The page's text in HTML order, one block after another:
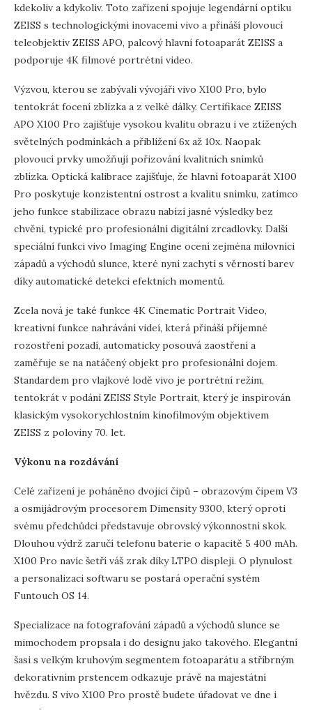
kdekoliv a kdykoliv. Toto zařízení spojuje legendární optiku
ZEISS s technologickými inovacemi vivo a přináší plovoucí
teleobjektiv ZEISS APO, palcový hlavní fotoaparát ZEISS a
podporuje 4K filmové portrétní video.
Výzvou, kterou se zabývali vývojáři vivo X100 Pro, bylo
tentokrát focení zblízka a z velké dálky. Certifikace ZEISS
APO X100 Pro zajišťuje vysokou kvalitu obrazu i ve ztížených
světelných podmínkách a přiblížení 6x až 10x. Naopak
plovoucí prvky umožňují pořizování kvalitních snímků
zblízka. Optická kalibrace zajišťuje, že hlavní fotoaparát X100
Pro poskytuje konzistentní ostrost a kvalitu snímku, zatímco
jeho funkce stabilizace obrazu nabízí jasné výsledky bez
chvění, typické pro profesionální digitální zrcadlovky. Další
speciální funkci vivo Imaging Engine ocení zejména milovníci
západů a východů slunce, které nyní zachytí s věrností barev
díky automatické detekci efektních momentů.
Zcela nová je také funkce 4K Cinematic Portrait Video,
kreativní funkce nahrávání videí, která přináší příjemné
rozostření pozadí, automaticky posouvá zaostření a
zaměřuje se na natáčený objekt pro profesionální dojem.
Standardem pro vlajkové lodě vivo je portrétní režim,
tentokrát v podání ZEISS Style Portrait, který je inspirován
klasickým vysokorychlostním kinofilmovým objektivem
ZEISS z poloviny 70. let.
Výkonu na rozdávání
Celé zařízení je poháněno dvojicí čipů – obrazovým čipem V3
a osmijádrovým procesorem Dimensity 9300, který oproti
svému předchůdci představuje obrovský výkonnostní skok.
Dlouhou výdrž zaručí telefonu baterie o kapacitě 5 400 mAh.
X100 Pro navíc šetří váš zrak díky LTPO displeji. O plynulost
a personalizaci softwaru se postará operační systém
Funtouch OS 14.
Specializace na fotografování západů a východů slunce se
mimochodem propsala i do designu jako takového. Elegantní
šasi s velkým kruhovým segmentem fotoaparátu a stříbrným
dekorativním prstencem odkazuje právě na majestátní
hvězdu. S vivo X100 Pro prostě budete úřadovat ve dne i